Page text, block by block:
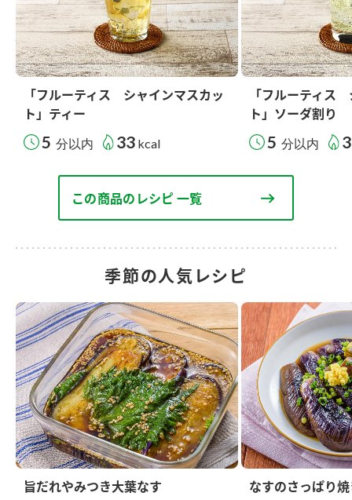
「フルーティス シャインマスカッ
ト」ティー
5 分以内 33 kcal
「フルーティス
ト」ソーダ割り
5 分以内
この商品のレシピ 一覧
季節の人気レシピ
旨だれやみつき大葉なす なすのさっぱり